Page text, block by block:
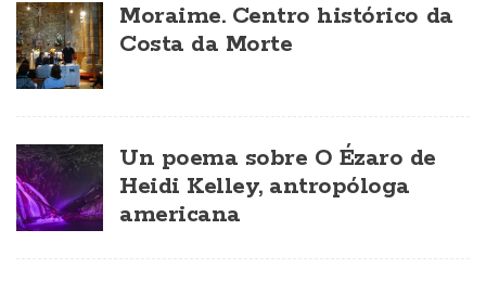
Moraime. Centro histórico da
Costa da Morte
Un poema sobre O Ézaro de
Heidi Kelley, antropóloga
americana